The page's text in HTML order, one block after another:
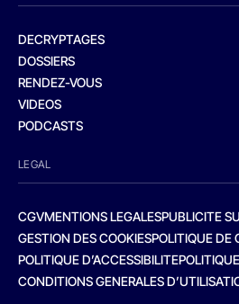
DECRYPTAGES
DOSSIERS
RENDEZ-VOUS
VIDEOS
PODCASTS
LEGAL
CGVMENTIONS LEGALESPUBLICITE
GESTION DES COOKIESPOLITIQUE DE
POLITIQUE D’ACCESSIBILITE
CONDITIONS GENERALES